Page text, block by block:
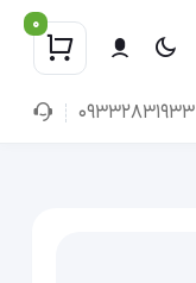
0
09332831933